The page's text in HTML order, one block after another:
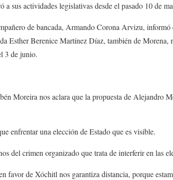
a sus actividades legislativas desde el pasado 10 de
de bancada, Armando Corona Arvizu,
Esther Berenice Martínez Díaz, también de Morena,
3 de junio.
Moreira nos aclara que la propuesta de Alejandro
enfrentar una elección de Estado que es visible.
del crimen organizado que trata de interferir en las
favor de Xóchitl nos garantiza distancia, porque